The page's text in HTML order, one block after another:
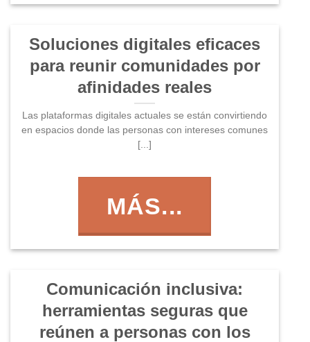
Soluciones digitales eficaces
para reunir comunidades por
afinidades reales
Las plataformas digitales actuales se están convirtiendo
en espacios donde las personas con intereses comunes
[...]
MÁS...
Comunicación inclusiva:
herramientas seguras que
reúnen a personas con los